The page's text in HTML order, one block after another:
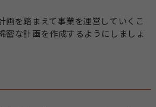
画を踏まえて事業を運営していくこ
密な計画を作成するようにしましょ